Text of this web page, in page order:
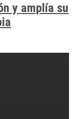
y amplía su